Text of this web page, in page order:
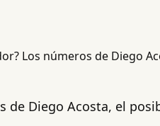
de Diego Acosta, el